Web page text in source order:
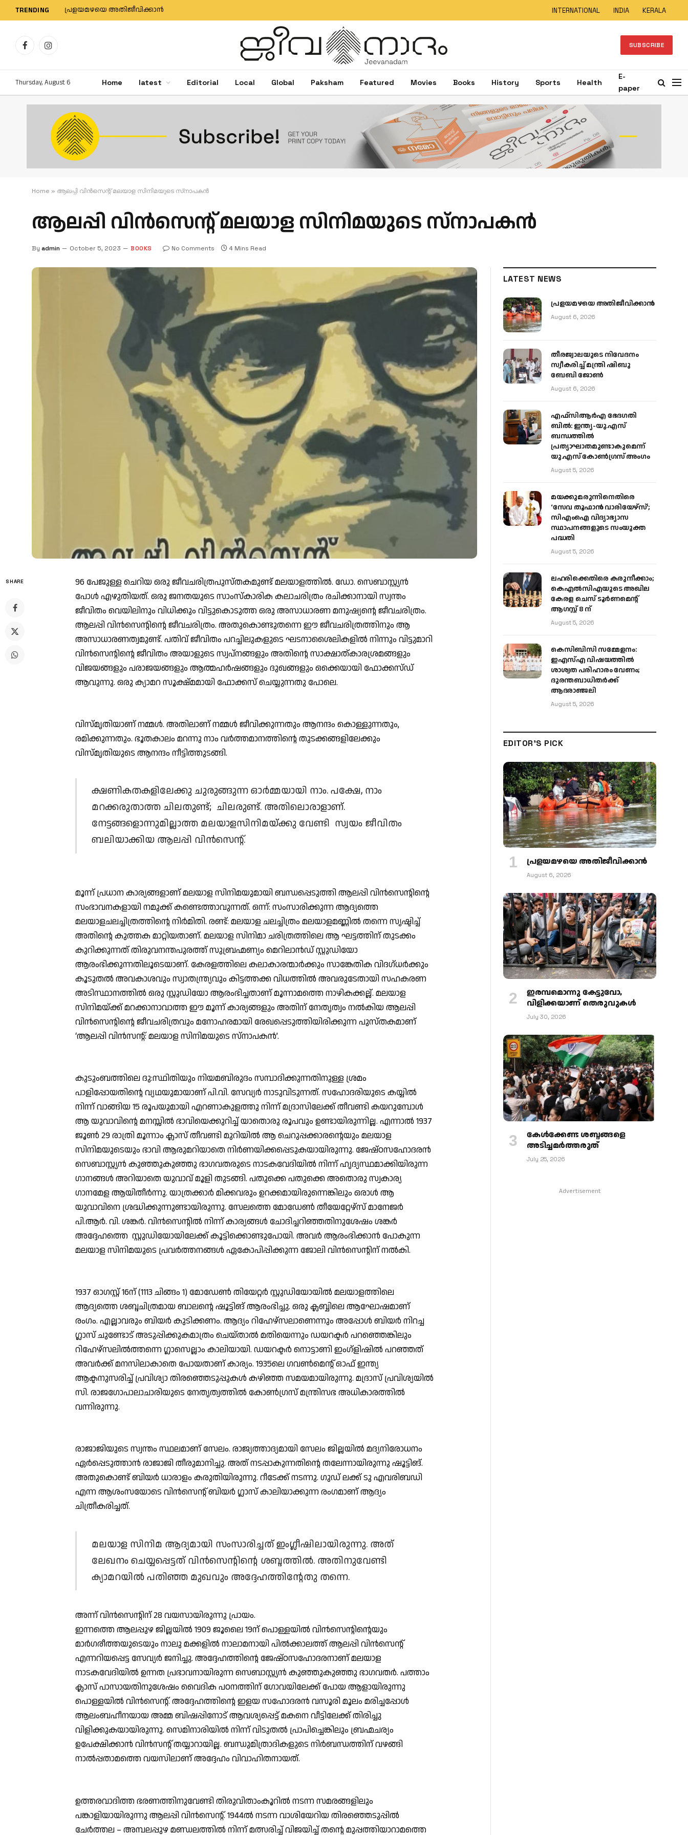
TRENDING പ്രളയമഴയെ അതിജീവിക്കാന്‍ INTERNATIONAL INDIA KERALA
FacebookInstagram SUBSCRIBE
Thursday, August 6 Home latest Editorial Local Global Paksham Featured Movies Books History Sports Health
E-
paper
Home » ആലപ്പി വിന്‍സെന്റ് മലയാള സിനിമയുടെ സ്‌നാപകന്‍
ആലപ്പി വിന്‍സെന്റ് മലയാള സിനിമയുടെ സ്‌നാപകന്‍
By admin October 5, 2023 BOOKS No Comments 4 Mins Read
SHARE
96 പേജുള്ള ചെറിയ ഒരു ജീവചരിത്രപുസ്തകമുണ്ട് മലയാളത്തില്‍. ഡോ. സെബാസ്റ്റ്യന്‍
പോള്‍ എഴുതിയത്. ഒരു ജനതയുടെ സാംസ്‌കാരിക കലാചരിത്രം രചിക്കാനായി സ്വന്തം
ജീവിതം വെയിലിനും വിധിക്കും വിട്ടുകൊടുത്ത ഒരു അസാധാരണ മനുഷ്യന്റെ ജീവചരിത്രം.
ആലപ്പി വിന്‍സെന്റിന്റെ ജീവചരിത്രം. അതുകൊണ്ടുതന്നെ ഈ ജീവചരിത്രത്തിനും ആ
അസാധാരണത്വമുണ്ട്. പതിവ് ജീവിതം പറച്ചിലുകളുടെ ഘടനാശൈലികളില്‍ നിന്നും വിട്ടുമാറി
വിന്‍സെന്റിന്റെ ജീവിതം അയാളുടെ സ്വപ്നങ്ങളും അതിന്റെ സാക്ഷാത്കാരശ്രമങ്ങളും
വിജയങ്ങളും പരാജയങ്ങളും ആത്മഹര്‍ഷങ്ങളും ദുഖങ്ങളും ഒക്കെയായി ഫോക്കസ്ഡ്
ആവുന്നു. ഒരു ക്യാമറ സൂക്ഷ്മമായി ഫോക്കസ് ചെയ്യുന്നതു പോലെ.
വിസ്മൃതിയാണ് നമ്മള്‍. അതിലാണ് നമ്മള്‍ ജീവിക്കുന്നതും ആനന്ദം കൊള്ളുന്നതും,
രമിക്കുന്നതും. ഭൂതകാലം മറന്നു നാം വര്‍ത്തമാനത്തിന്റെ തുടക്കങ്ങളിലേക്കും
വിസ്മൃതിയുടെ ആനന്ദം നീട്ടിത്തുടങ്ങി.
ക്ഷണികതകളിലേക്കു ചുരുങ്ങുന്ന ഓര്‍മ്മയായി നാം. പക്ഷേ, നാം
മറക്കരുതാത്ത ചിലതുണ്ട്; ചിലരുണ്ട്. അതിലൊരാളാണ്.
നേട്ടങ്ങളൊന്നുമില്ലാത്ത മലയാളസിനിമയ്ക്കു വേണ്ടി സ്വയം ജീവിതം
ബലിയാക്കിയ ആലപ്പി വിന്‍സെന്റ്.
മൂന്ന് പ്രധാന കാര്യങ്ങളാണ് മലയാള സിനിമയുമായി ബന്ധപ്പെടുത്തി ആലപ്പി വിന്‍സെന്റിന്റെ
സംഭാവനകളായി നമുക്ക് കണ്ടെത്താവുന്നത്. ഒന്ന്: സംസാരിക്കുന്ന ആദ്യത്തെ
മലയാളചലച്ചിത്രത്തിന്റെ നിര്‍മിതി. രണ്ട്: മലയാള ചലച്ചിത്രം മലയാളമണ്ണില്‍ തന്നെ സൃഷ്ടിച്ച്
അതിന്റെ കുത്തക മാറ്റിയതാണ്. മലയാള സിനിമാ ചരിത്രത്തിലെ ആ ഘട്ടത്തിന് തുടക്കം
കുറിക്കുന്നത് തിരുവനന്തപുരത്ത് സുബ്രഹ്മണ്യം മെറിലാന്‍ഡ് സ്റ്റുഡിയോ
ആരംഭിക്കുന്നതിലൂടെയാണ്. കേരളത്തിലെ കലാകാരന്മാര്‍ക്കും സാങ്കേതിക വിദഗ്ധര്‍ക്കും
കൂടുതല്‍ അവകാശവും സ്വാതന്ത്ര്യവും കിട്ടത്തക്ക വിധത്തില്‍ അവരുടേതായി സഹകരണ
അടിസ്ഥാനത്തില്‍ ഒരു സ്റ്റുഡിയോ ആരംഭിച്ചതാണ് മൂന്നാമത്തെ നാഴികക്കല്ല്. മലയാള
സിനിമയ്ക്ക് മറക്കാനാവാത്ത ഈ മൂന്ന് കാര്യങ്ങളും അതിന് നേതൃത്വം നല്‍കിയ ആലപ്പി
വിന്‍സെന്റിന്റെ ജീവചരിത്രവും മനോഹരമായി രേഖപ്പെടുത്തിയിരിക്കുന്ന പുസ്തകമാണ്
‘ആലപ്പി വിന്‍സന്റ്: മലയാള സിനിമയുടെ സ്‌നാപകന്‍’.
കുടുംബത്തിലെ ദു:സ്ഥിതിയും നിയമബിരുദം സമ്പാദിക്കുന്നതിനുള്ള ശ്രമം
പാളിപ്പോയതിന്റെ വ്യഥയുമായാണ് പി.വി. സേവ്യര്‍ നാടുവിടുന്നത്. സഹോദരിയുടെ കയ്യില്‍
നിന്ന് വാങ്ങിയ 15 രൂപയുമായി എറണാകുളത്തു നിന്ന് മദ്രാസിലേക്ക് തീവണ്ടി കയറുമ്പോള്‍
ആ യുവാവിന്റെ മനസ്സില്‍ ഭാവിയെക്കുറിച്ച് യാതൊരു രൂപവും ഉണ്ടായിരുന്നില്ല. എന്നാല്‍ 1937
ജൂണ്‍ 29 രാത്രി മൂന്നാം ക്ലാസ് തീവണ്ടി മുറിയില്‍ ആ ചെറുപ്പക്കാരന്റെയും മലയാള
സിനിമയുടെയും ഭാവി ആരുമറിയാതെ നിര്‍ണയിക്കപ്പെടുകയായിരുന്നു. ജേഷ്ഠസഹോദരന്‍
സെബാസ്റ്റ്യന്‍ കുഞ്ഞുകുഞ്ഞു ഭാഗവതരുടെ നാടകവേദിയില്‍ നിന്ന് ഹൃദ്യസ്ഥമാക്കിയിരുന്ന
ഗാനങ്ങള്‍ അറിയാതെ യുവാവ് മൂളി തുടങ്ങി. പതുക്കെ പതുക്കെ അതൊരു സ്വകാര്യ
ഗാനമേള ആയിതീര്‍ന്നു. യാത്രക്കാര്‍ മിക്കവരും ഉറക്കമായിരുന്നെങ്കിലും ഒരാള്‍ ആ
യുവാവിനെ ശ്രദ്ധിക്കുന്നുണ്ടായിരുന്നു. സേലത്തെ മോഡേണ്‍ തീയേറ്റേഴ്‌സ് മാനേജര്‍
പി.ആര്‍. വി. ശങ്കര്‍. വിന്‍സെന്റില്‍ നിന്ന് കാര്യങ്ങള്‍ ചോദിച്ചറിഞ്ഞതിനുശേഷം ശങ്കര്‍
അദ്ദേഹത്തെ സ്റ്റുഡിയോയിലേക്ക് കൂട്ടിക്കൊണ്ടുപോയി. അവര്‍ ആരംഭിക്കാന്‍ പോകുന്ന
മലയാള സിനിമയുടെ പ്രവര്‍ത്തനങ്ങള്‍ ഏകോപിപ്പിക്കുന്ന ജോലി വിന്‍സെന്റിന് നല്‍കി.
1937 ഓഗസ്റ്റ് 16ന് (1113 ചിങ്ങം 1) മോഡേണ്‍ തിയേറ്റര്‍ സ്റ്റുഡിയോയില്‍ മലയാളത്തിലെ
ആദ്യത്തെ ശബ്ദചിത്രമായ ബാലന്റെ ഷൂട്ടിങ് ആരംഭിച്ചു. ഒരു ക്ലബ്ബിലെ ആഘോഷമാണ്
രംഗം. എല്ലാവരും ബിയര്‍ കുടിക്കണം. ആദ്യം റിഹേഴ്‌സലാണെന്നും അപ്പോള്‍ ബിയര്‍ നിറച്ച
ഗ്ലാസ് ചുണ്ടോട് അടുപ്പിക്കുകമാത്രം ചെയ്താല്‍ മതിയെന്നും ഡയറക്ടര്‍ പറഞ്ഞെങ്കിലും
റിഹേഴ്‌സലില്‍ത്തന്നെ ഗ്ലാസെല്ലാം കാലിയായി. ഡയറക്ടര്‍ നൊട്ടാണി ഇംഗ്‌ളിഷില്‍ പറഞ്ഞത്
അവര്‍ക്ക് മനസിലാകാതെ പോയതാണ് കാര്യം. 1935ലെ ഗവണ്‍മെന്റ് ഓഫ് ഇന്ത്യ
ആക്ടനുസരിച്ച് പ്രവിശ്യാ തിരഞ്ഞെടുപ്പുകള്‍ കഴിഞ്ഞ സമയമായിരുന്നു. മദ്രാസ് പ്രവിശ്യയില്‍
സി. രാജഗോപാലാചാരിയുടെ നേതൃത്വത്തില്‍ കോണ്‍ഗ്രസ് മന്ത്രിസഭ അധികാരത്തില്‍
വന്നിരുന്നു.
രാജാജിയുടെ സ്വന്തം സ്ഥലമാണ് സേലം. രാജ്യത്താദ്യമായി സേലം ജില്ലയില്‍ മദ്യനിരോധനം
ഏര്‍പ്പെടുത്താന്‍ രാജാജി തീരുമാനിച്ചു. അത് നടപ്പാകുന്നതിന്റെ തലേന്നായിരുന്നു ഷൂട്ടിങ്.
അതുകൊണ്ട് ബിയര്‍ ധാരാളം കരുതിയിരുന്നു. റീടേക്ക് നടന്നു. ഗുഡ് ലക്ക് ടു എവരിബഡി
എന്ന ആശംസയോടെ വിന്‍സെന്റ് ബിയര്‍ ഗ്ലാസ് കാലിയാക്കുന്ന രംഗമാണ് ആദ്യം
ചിത്രീകരിച്ചത്.
മലയാള സിനിമ ആദ്യമായി സംസാരിച്ചത് ഇംഗ്ലീഷിലായിരുന്നു. അത്
ലേഖനം ചെയ്യപ്പെട്ടത് വിന്‍സെന്റിന്റെ ശബ്ദത്തില്‍. അതിനുവേണ്ടി
ക്യാമറയില്‍ പതിഞ്ഞ മുഖവും അദ്ദേഹത്തിന്റേതു തന്നെ.
അന്ന് വിന്‍സെന്റിന് 28 വയസായിരുന്നു പ്രായം.
ഇന്നത്തെ ആലപ്പുഴ ജില്ലയില്‍ 1909 ജൂലൈ 19ന് പൊള്ളയില്‍ വിന്‍സെന്റിന്റെയും
മാര്‍ഗരീത്തയുടെയും നാലു മക്കളില്‍ നാലാമനായി പില്‍ക്കാലത്ത് ആലപ്പി വിന്‍സെന്റ്
എന്നറിയപ്പെട്ട സേവ്യര്‍ ജനിച്ചു. അദ്ദേഹത്തിന്റെ ജേഷ്ഠസഹോദരനാണ് മലയാള
നാടകവേദിയില്‍ ഉന്നത പ്രഭാവനായിരുന്ന സെബാസ്റ്റ്യന്‍ കുഞ്ഞുകുഞ്ഞു ഭാഗവതര്‍. പത്താം
ക്ലാസ് പാസായതിനുശേഷം വൈദിക പഠനത്തിന് ഗോവയിലേക്ക് പോയ ആളായിരുന്നു
പൊള്ളയില്‍ വിന്‍സെന്റ്. അദ്ദേഹത്തിന്റെ ഇളയ സഹോദരന്‍ വസൂരി മൂലം മരിച്ചപ്പോള്‍
ആലംബഹീനയായ അമ്മ ബിഷപ്പിനോട് ആവശ്യപ്പെട്ട് മകനെ വീട്ടിലേക്ക് തിരിച്ചു
വിളിക്കുകയായിരുന്നു. സെമിനാരിയില്‍ നിന്ന് വിടുതല്‍ പ്രാപിച്ചെങ്കിലും ബ്രഹ്മചര്യം
ഉപേക്ഷിക്കാന്‍ വിന്‍സന്റ് തയ്യാറായില്ല. ബന്ധുമിത്രാദികളുടെ നിര്‍ബന്ധത്തിന് വഴങ്ങി
നാല്‍പ്പതാമത്തെ വയസിലാണ് അദ്ദേഹം വിവാഹിതനായത്.
ഉത്തരവാദിത്ത ഭരണത്തിനുവേണ്ടി തിരുവിതാംകൂറില്‍ നടന്ന സമരങ്ങളിലും
പങ്കാളിയായിരുന്നു ആലപ്പി വിന്‍സെന്റ്. 1944ല്‍ നടന്ന വാശിയേറിയ തിരഞ്ഞെടുപ്പില്‍
ചേര്‍ത്തല – അമ്പലപ്പുഴ മണ്ഡലത്തില്‍ നിന്ന് മത്സരിച്ച് വിജയിച്ച് തന്റെ മുപ്പത്തിയാറാമത്തെ
LATEST NEWS
പ്രളയമഴയെ അതിജീവിക്കാന്‍
August 6, 2026
തീരജ്വാലയുടെ നിവേദനം
സ്വീകരിച്ച് മന്ത്രി ഷിബു
ബേബി ജോൺ
August 6, 2026
എഫ്‌സിആർഎ ഭേദഗതി
ബിൽ: ഇന്ത്യ-യു.എസ്
ബന്ധത്തിൽ
പ്രത്യാഘാതമുണ്ടാകുമെന്ന്
യു.എസ് കോൺഗ്രസ് അംഗം
August 5, 2026
മയക്കുമരുന്നിനെതിരെ
‘സേവ തൂഫാൻ വാരിയേഴ്‌സ്’;
സിഎംഐ വിദ്യാഭ്യാസ
സ്ഥാപനങ്ങളുടെ സംയുക്ത
പദ്ധതി
August 5, 2026
ലഹരിക്കെതിരെ കരുനീക്കാം;
കെഎൽസിഎയുടെ അഖില
കേരള ചെസ് ടൂർണമെന്റ്
ആഗസ്റ്റ് 8 ന്
August 5, 2026
കെസിബിസി സമ്മേളനം:
ഇഎസ്എ വിഷയത്തിൽ
ശാശ്വത പരിഹാരം വേണം;
ദുരന്തബാധിതർക്ക്
ആദരാഞ്ജലി
August 5, 2026
EDITOR'S PICK
പ്രളയമഴയെ അതിജീവിക്കാന്‍
August 6, 2026
ഇരമ്പമൊന്നു കേട്ടുവോ,
വിളിക്കയാണ് തെരുവുകള്‍
July 30, 2026
കേള്‍ക്കേണ്ട ശബ്ദങ്ങളെ
അടിച്ചമര്‍ത്തരുത്
July 25, 2026
Advertisement